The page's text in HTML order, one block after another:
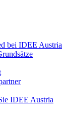
bei IDEE Austria
IDEE Austria